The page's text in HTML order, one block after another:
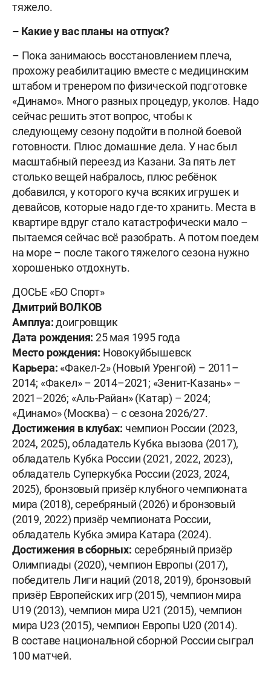
тяжело.
– Какие у вас планы на отпуск?
– Пока занимаюсь восстановлением плеча,
прохожу реабилитацию вместе с медицинским
штабом и тренером по физической подготовке
«Динамо». Много разных процедур, уколов. Надо
сейчас решить этот вопрос, чтобы к
следующему сезону подойти в полной боевой
готовности. Плюс домашние дела. У нас был
масштабный переезд из Казани. За пять лет
столько вещей набралось, плюс ребёнок
добавился, у которого куча всяких игрушек и
девайсов, которые надо где-то хранить. Места в
квартире вдруг стало катастрофически мало –
пытаемся сейчас всё разобрать. А потом поедем
на море – после такого тяжелого сезона нужно
хорошенько отдохнуть.
ДОСЬЕ «БО Спорт»
Дмитрий ВОЛКОВ
Амплуа:доигровщик
Дата рождения: 25 мая 1995 года
Место рождения: Новокуйбышевск
Карьера: «Факел-2» (Новый Уренгой) – 2011–
2014; «Факел» – 2014–2021; «Зенит-Казань» –
2021–2026; «Аль-Райан» (Катар) – 2024;
«Динамо» (Москва) – с сезона 2026/27.
Достижения в клубах: чемпион России (2023,
2024, 2025), обладатель Кубка вызова (2017),
обладатель Кубка России (2021, 2022, 2023),
обладатель Суперкубка России (2023, 2024,
2025), бронзовый призёр клубного чемпионата
мира (2018), серебряный (2026) и бронзовый
(2019, 2022) призёр чемпионата России,
обладатель Кубка эмира Катара (2024).
Достижения в сборных: серебряный призёр
Олимпиады (2020), чемпион Европы (2017),
победитель Лиги наций (2018, 2019), бронзовый
призёр Европейских игр (2015), чемпион мира
U19 (2013), чемпион мира U21 (2015), чемпион
мира U23 (2015), чемпион Европы U20 (2014).
В составе национальной сборной России сыграл
100 матчей.